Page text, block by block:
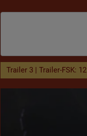
Trailer 3 | Trailer-FSK: 12